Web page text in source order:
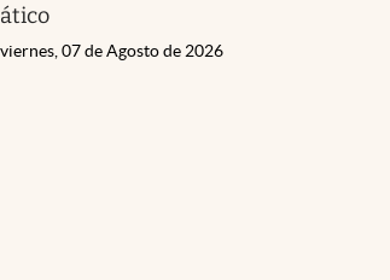
ático
viernes, 07 de Agosto de 2026